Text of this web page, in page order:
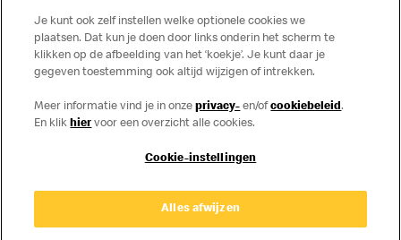
Contact
Privacy Cookies
Je kunt ook zelf instellen welke optionele cookies we
plaatsen. Dat kun je doen door links onderin het scherm te
klikken op de afbeelding van het ‘koekje’. Je kunt daar je
gegeven toestemming ook altijd wijzigen of intrekken.
Meer informatie vind je in onzeprivacy- en/ofcookiebeleid.
En klikhier voor een overzicht alle cookies.
Cookie-instellingen
Alles afwijzen